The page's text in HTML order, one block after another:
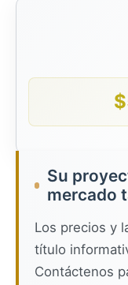
$
Su
mercado
Los precios y
título
Contáctenos